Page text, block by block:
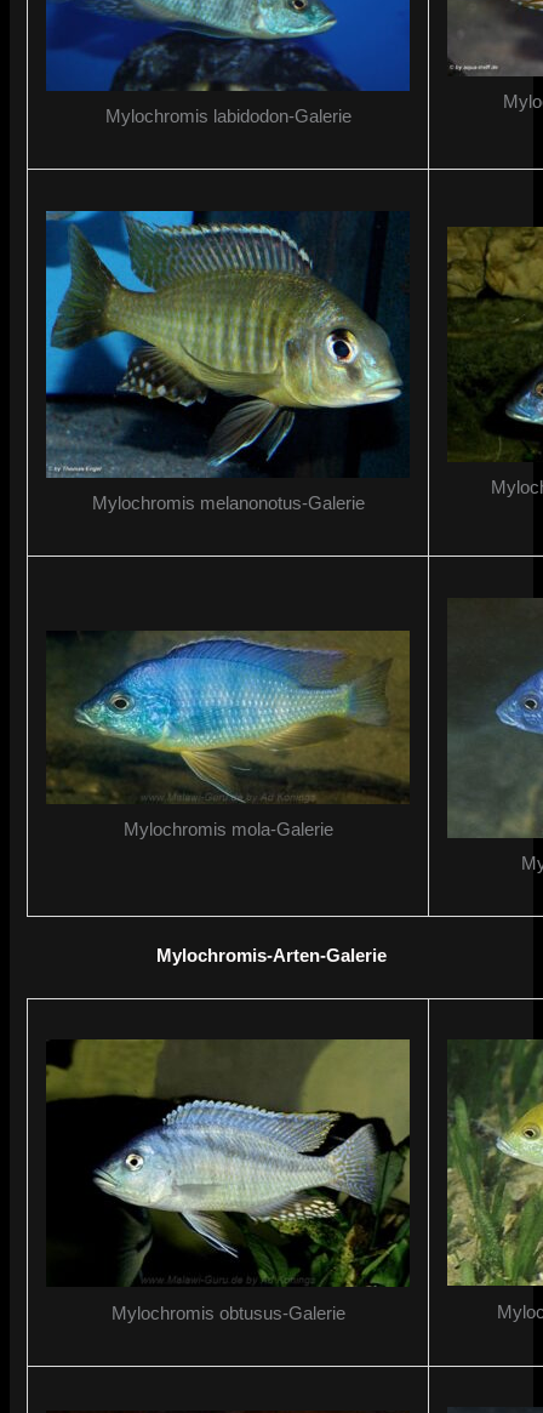
Mylochromis labidodon-Galerie
Mylochromis melanonotus-Galerie
Mylochromis mola-Galerie
Mylochromis-Arten-Galerie
Mylochromis obtusus-Galerie